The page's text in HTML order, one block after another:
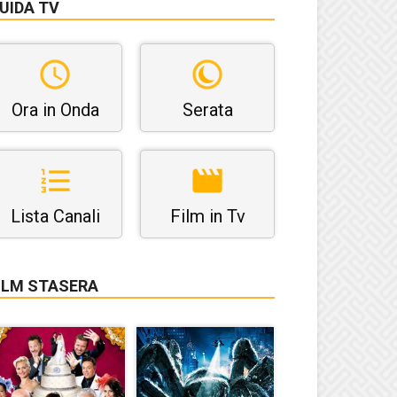
TV
Ora in Onda Serata
Lista Canali Film in Tv
STASERA